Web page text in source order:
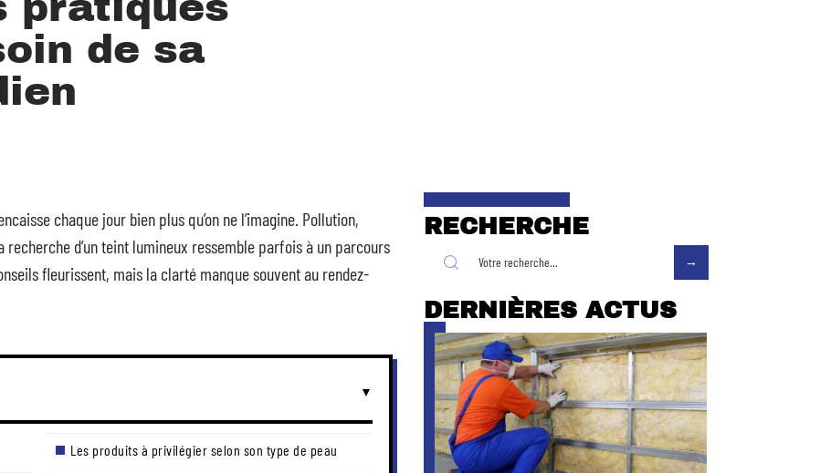
de sa
chaque jour bien plus qu’on ne l’imagine. Pollution,
d’un teint lumineux ressemble parfois à un parcours
fleurissent, mais la clarté manque souvent au rendez-
Les produits à privilégier selon son type de peau
RECHERCHE
DERNIÈRES ACTUS